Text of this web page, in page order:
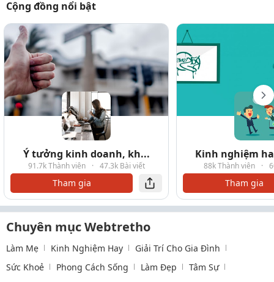
Cộng đồng nổi bật
Ý tưởng kinh doanh, kh...
91.7k Thành viên · 47.3k Bài viết
Tham gia
Kinh nghiệm
88k Thành viên ·
Tham gia
Chuyên mục Webtretho
Làm Mẹ Kinh Nghiệm Hay
Giải Trí Cho Gia Đình
Sức Khoẻ
Phong Cách Sống Làm Đẹp
Tâm Sự